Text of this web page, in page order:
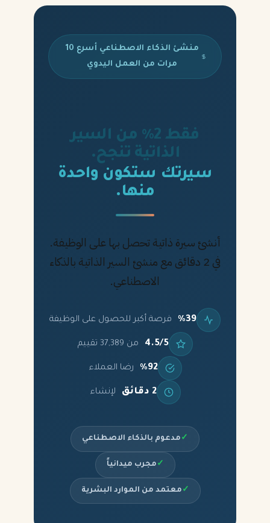
منشئ الذكاء الاصطناعي أسرع 10
مرات من العمل اليدوي
فقط 2% من السير
الذاتية تنجح.
سيرتك ستكون واحدة
منها.
أنشئ سيرة ذاتية تحصل بها على الوظيفة.
في 2 دقائق مع منشئ السير الذاتية بالذكاء
الاصطناعي.
%39 فرصة أكبر للحصول على الوظيفة
4.5/5 من 37,389 تقييم
%92 رضا العملاء
2 دقائق لإنشاء
✓ مدعوم بالذكاء الاصطناعي
✓ مجرب ميدانياً
✓ معتمد من الموارد البشرية